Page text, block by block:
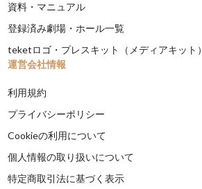
資料・マニュアル
登録済み劇場・ホール一覧
teketロゴ・プレスキット（メディアキット）
運営会社情報
利用規約
プライバシーポリシー
Cookieの利用について
個人情報の取り扱いについて
特定商取引法に基づく表示